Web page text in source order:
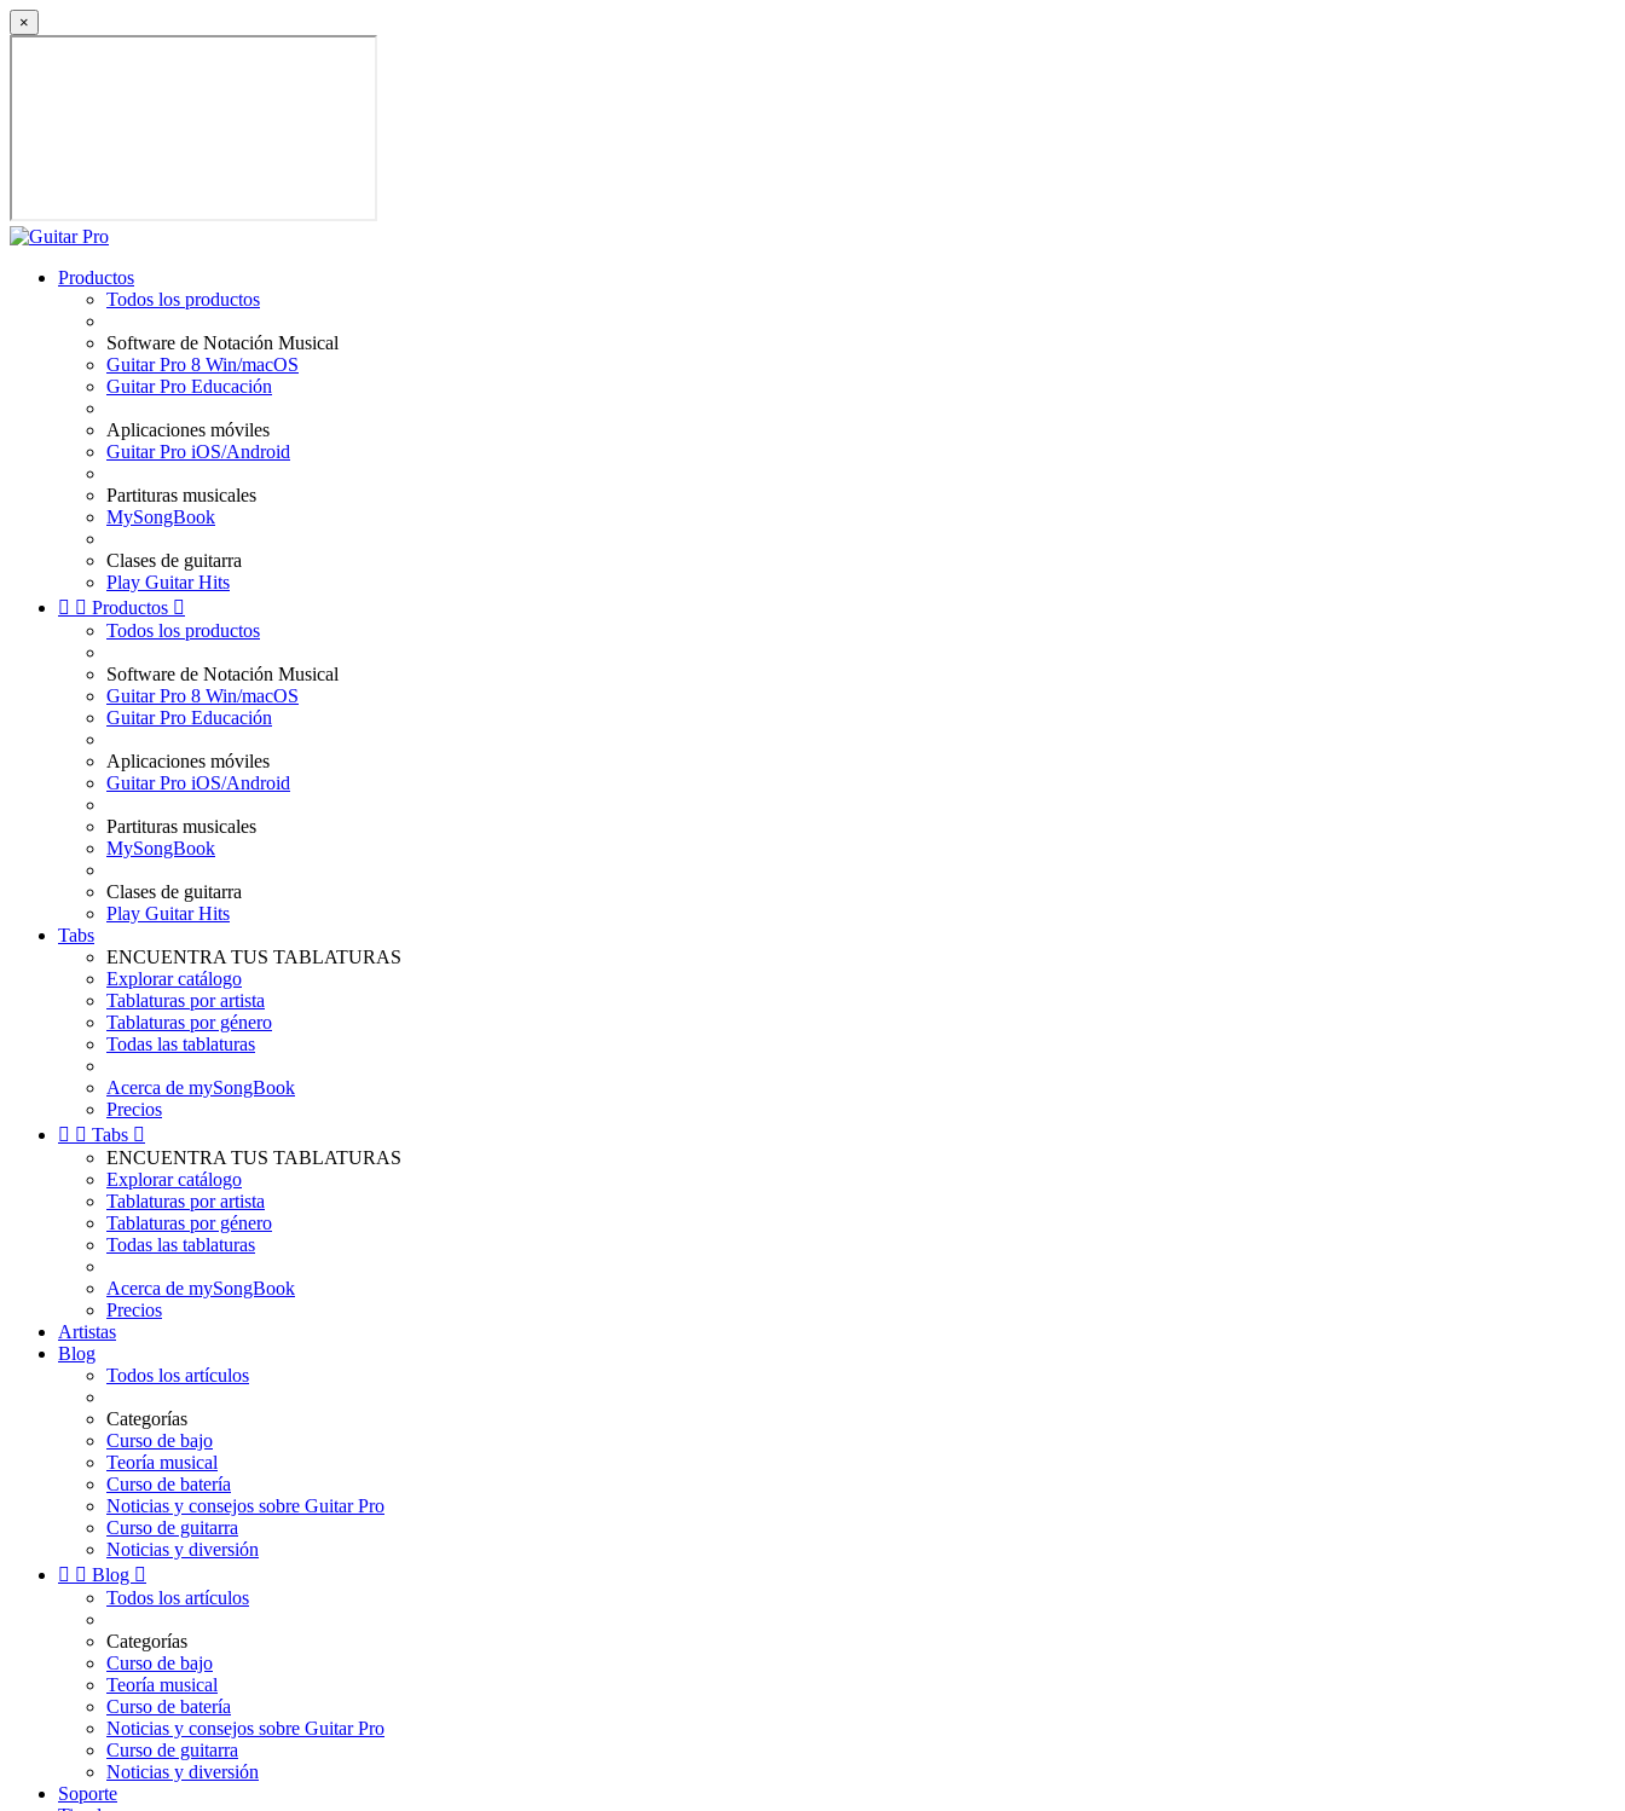
×
Productos
Todos los productos
Software de Notación Musical
Guitar Pro 8 Win/macOS
Guitar Pro Educación
Aplicaciones móviles
Guitar Pro iOS/Android
Partituras musicales
MySongBook
Clases de guitarra
Play Guitar Hits
  Productos 
Todos los productos
Software de Notación Musical
Guitar Pro 8 Win/macOS
Guitar Pro Educación
Aplicaciones móviles
Guitar Pro iOS/Android
Partituras musicales
MySongBook
Clases de guitarra
Play Guitar Hits
Tabs
ENCUENTRA TUS TABLATURAS
Explorar catálogo
Tablaturas por artista
Tablaturas por género
Todas las tablaturas
Acerca de mySongBook
Precios
  Tabs 
ENCUENTRA TUS TABLATURAS
Explorar catálogo
Tablaturas por artista
Tablaturas por género
Todas las tablaturas
Acerca de mySongBook
Precios
Artistas
Blog
Todos los artículos
Categorías
Curso de bajo
Teoría musical
Curso de batería
Noticias y consejos sobre Guitar Pro
Curso de guitarra
Noticias y diversión
  Blog 
Todos los artículos
Categorías
Curso de bajo
Teoría musical
Curso de batería
Noticias y consejos sobre Guitar Pro
Curso de guitarra
Noticias y diversión
Soporte